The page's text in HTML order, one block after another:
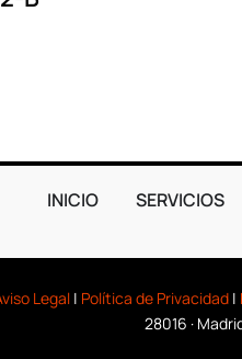
INICIO SERVICIOS
Legal | Política de Privacidad |
28016 ·